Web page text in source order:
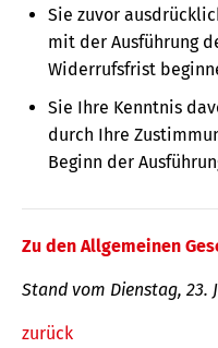
Sie zuvor
mit der Ausführung
Widerrufsfrist
Sie Ihre Kenntnis
durch Ihre
Beginn der
Zu den Allgemeinen
Stand vom Dienstag, 23.
zurück